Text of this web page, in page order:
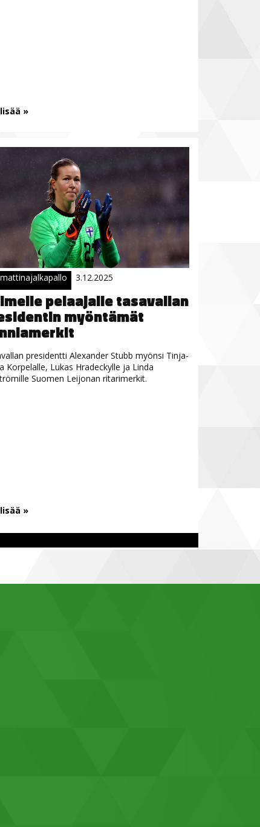
»
3.12.2025
pelaajalle tasavallan
myöntämät
presidentti Alexander Stubb myönsi Tinja-
Korpelalle, Lukas Hradeckylle ja Linda
Suomen Leijonan ritarimerkit.
»